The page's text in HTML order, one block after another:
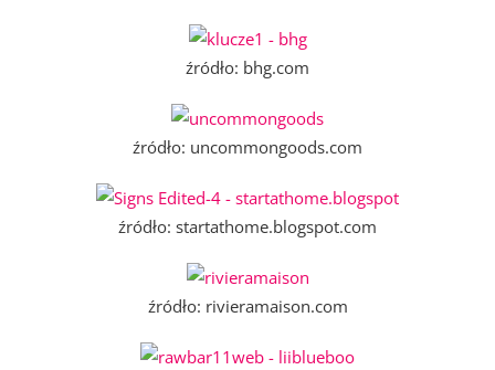
źródło: bhg.com
źródło: uncommongoods.com
źródło: startathome.blogspot.com
źródło: rivieramaison.com